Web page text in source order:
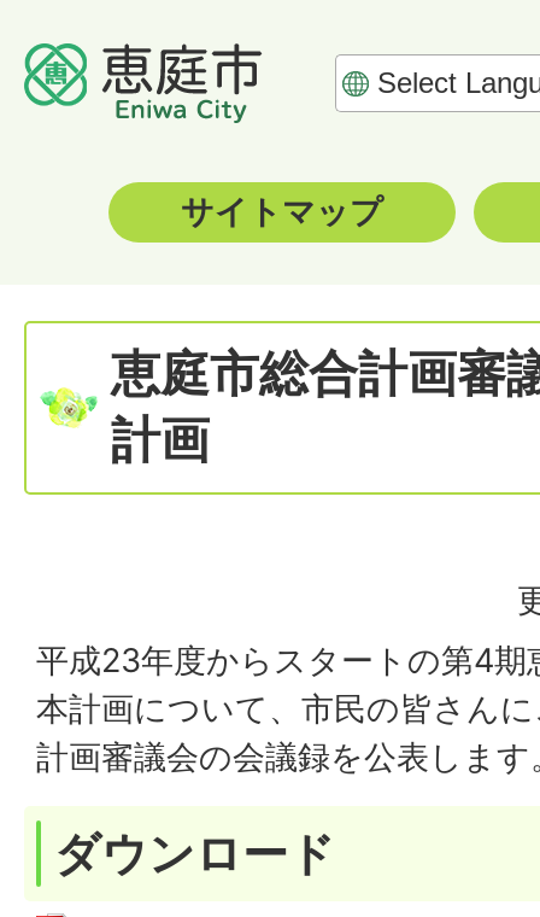
サイトマップ
恵庭市総合計画審
計画
平成23年度からスタートの第4期
本計画について、市民の皆さん
計画審議会の会議録を公表します
ダウンロード